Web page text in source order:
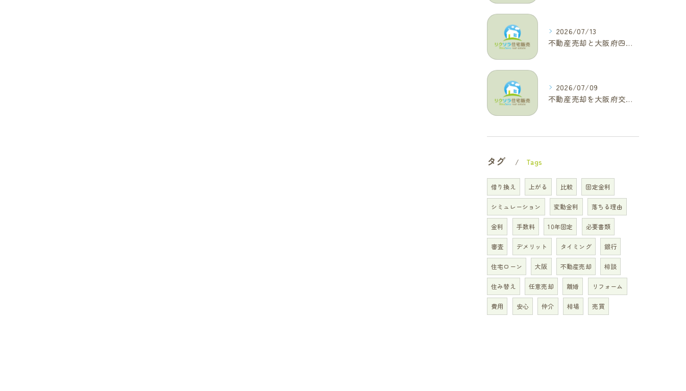
2026/07/13
不動産売却と大阪府四條畷市で利益最大化を叶えるコラム特集
2026/07/09
不動産売却を大阪府交野市で成功に導く三大タブー回避と高価格査定の極意
タグ Tags
借り換え 上がる 比較 固定金利
シミュレーション 変動金利 落ちる理由
金利 手数料 10年固定 必要書類
審査 デメリット タイミング 銀行
住宅ローン 大阪 不動産売却 相談
住み替え 任意売却 離婚 リフォーム
費用 安心 仲介 相場 売買